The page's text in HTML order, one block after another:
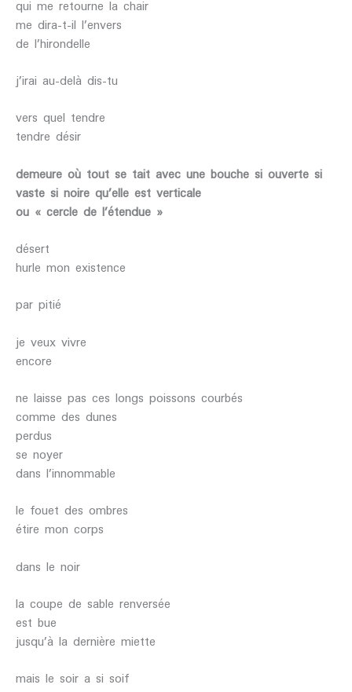
qui me retourne la chair
me dira-t-il l’envers
de l’hirondelle
j’irai au-delà dis-tu
vers quel tendre
tendre désir
demeure où tout se tait avec une bouche si ouverte si
vaste si noire qu’elle est verticale
ou « cercle de l’étendue »
désert
hurle mon existence
par pitié
je veux vivre
encore
ne laisse pas ces longs poissons courbés
comme des dunes
perdus
se noyer
dans l’innommable
le fouet des ombres
étire mon corps
dans le noir
la coupe de sable renversée
est bue
jusqu’à la dernière miette
mais le soir a si soif